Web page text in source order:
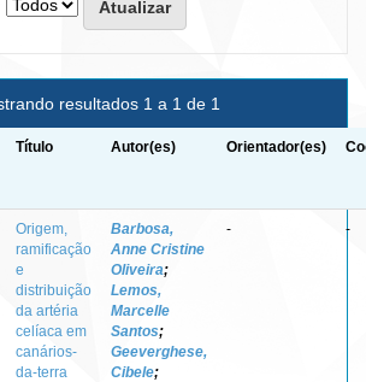
resultados 1 a 1 de 1
Título Autor(es) Orientador(es)
Origem,
ramificação
e
distribuição
da artéria
celíaca em
canários-
da-terra
Barbosa,
Anne Cristine
Oliveira;
Lemos,
Marcelle
Santos;
Geeverghese,
Cibele;
- -